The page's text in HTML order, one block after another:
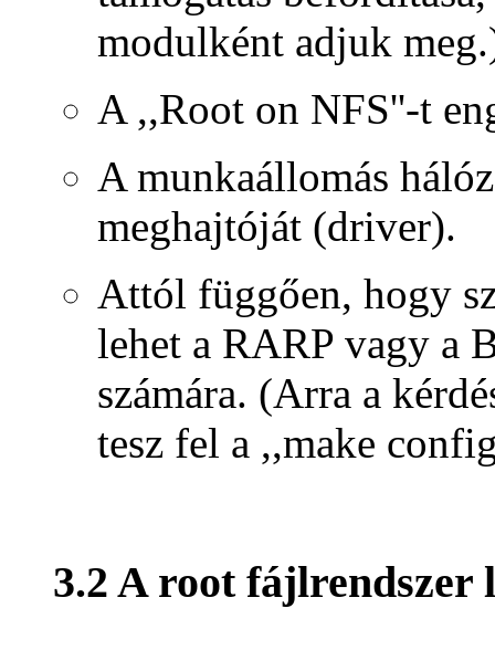
modulként adjuk
A ,,Root on NFS''-t
A munkaállomás
meghajtóját (driver).
Attól függően, hogy
lehet a RARP vagy a
számára. (Arra a
tesz fel a ,,make
3.2 A root fájlrendszer